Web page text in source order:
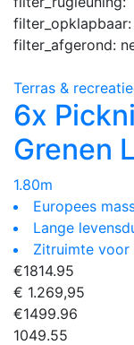
filter_opklapbaar:
filter_afgerond:
Terras &
6x
Grenen
1.80m
Europees
Lange
Zitruimte voor
€1814.95
€ 1.269,95
€1499.96
1049.55